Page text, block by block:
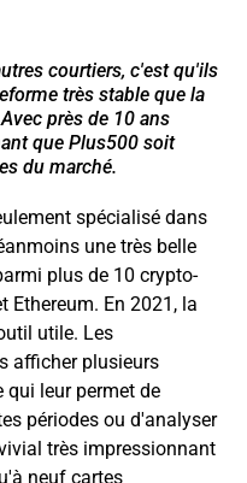
courtiers, c'est qu'ils
très stable que la
près de 10 ans
que Plus500 soit
du marché.
spécialisé dans
une très belle
plus de 10 crypto-
Ethereum. En 2021, la
utile. Les
afficher plusieurs
qui leur permet de
périodes ou d'analyser
très impressionnant
neuf cartes